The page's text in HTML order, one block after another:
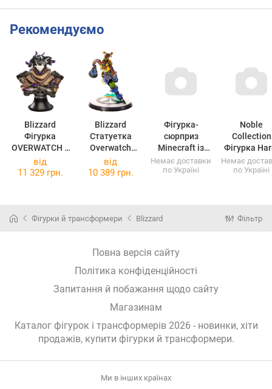
Рекомендуємо
Blizzard
Фігурка
OVERWATCH 2
Ramattra Bust
Scale, 1/5
Blizzard
Статуетка
Overwatch
Lucio Premium
Фігурка-
сюрприз
Minecraft із
підвіскою у
капсулі,
Noble
Collection
Фігурка Harry
Potter
Creatures
від
11 329 грн.
від
10 389 грн.
Немає доставки
по Україні
Немає
по Україні
Фігурки й трансформери Blizzard Фільтр
Повна версія сайту
Політика конфіденційності
Запитання й побажання щодо сайту
Магазинам
Каталог фігурок і трансформерів 2026 - новинки, хіти
продажів, купити фігурки й трансформери.
Ми в інших країнах